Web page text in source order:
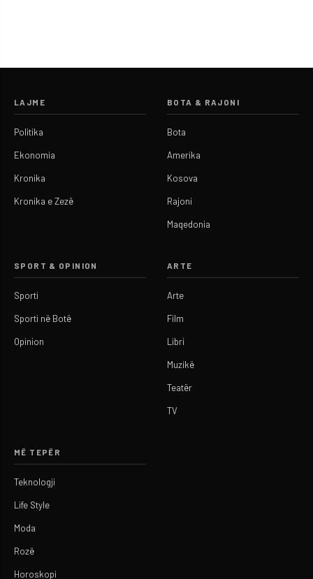
LAJME
Politika
Ekonomia
Kronika
Kronika e Zezë
BOTA & RAJONI
Bota
Amerika
Kosova
Rajoni
Maqedonia
SPORT & OPINION
Sporti
Sporti në Botë
Opinion
ARTE
Arte
Film
Libri
Muzikë
Teatër
TV
MË TEPËR
Teknologji
Life Style
Moda
Rozë
Horoskopi